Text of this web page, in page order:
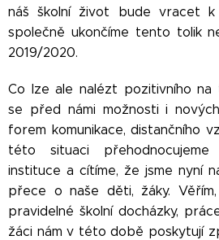
náš školní život bude vracet k
společně ukončíme tento tolik
2019/2020.
Co lze ale nalézt pozitivního na
se před námi možnosti i
forem komunikace, distančního
této situaci
instituce a cítíme, že jsme nyní
přece o naše děti, žáky.
pravidelné školní docházky,
žáci nám v této době poskytují